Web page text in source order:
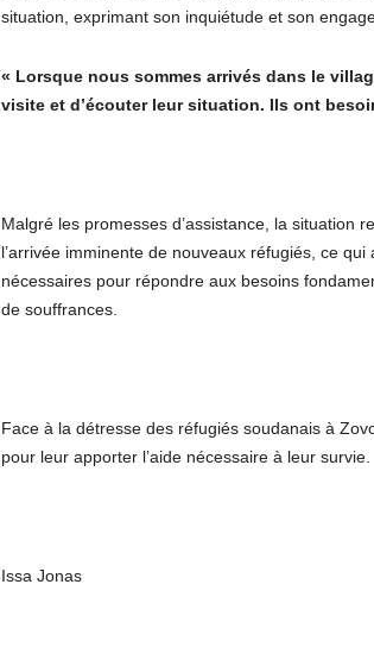
situation, exprimant son inquiétude et son
« Lorsque nous sommes arrivés dans le
visite et d’écouter leur situation. Ils ont
Malgré les promesses d’assistance, la situation
l’arrivée imminente de nouveaux réfugiés, ce
nécessaires pour répondre aux besoins
de souffrances.
Face à la détresse des réfugiés soudanais à
pour leur apporter l’aide nécessaire à leur survie.
Issa Jonas